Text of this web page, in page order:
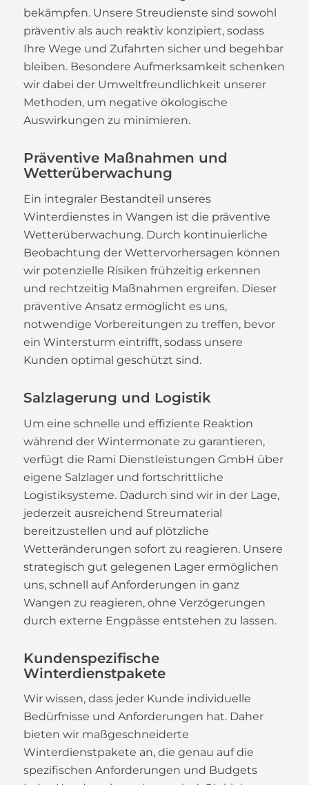
bekämpfen. Unsere Streudienste sind sowohl
präventiv als auch reaktiv konzipiert, sodass
Ihre Wege und Zufahrten sicher und begehbar
bleiben. Besondere Aufmerksamkeit schenken
wir dabei der Umweltfreundlichkeit unserer
Methoden, um negative ökologische
Auswirkungen zu minimieren.
Präventive Maßnahmen und
Wetterüberwachung
Ein integraler Bestandteil unseres
Winterdienstes in Wangen ist die präventive
Wetterüberwachung. Durch kontinuierliche
Beobachtung der Wettervorhersagen können
wir potenzielle Risiken frühzeitig erkennen
und rechtzeitig Maßnahmen ergreifen. Dieser
präventive Ansatz ermöglicht es uns,
notwendige Vorbereitungen zu treffen, bevor
ein Wintersturm eintrifft, sodass unsere
Kunden optimal geschützt sind.
Salzlagerung und Logistik
Um eine schnelle und effiziente Reaktion
während der Wintermonate zu garantieren,
verfügt die Rami Dienstleistungen GmbH über
eigene Salzlager und fortschrittliche
Logistiksysteme. Dadurch sind wir in der Lage,
jederzeit ausreichend Streumaterial
bereitzustellen und auf plötzliche
Wetteränderungen sofort zu reagieren. Unsere
strategisch gut gelegenen Lager ermöglichen
uns, schnell auf Anforderungen in ganz
Wangen zu reagieren, ohne Verzögerungen
durch externe Engpässe entstehen zu lassen.
Kundenspezifische
Winterdienstpakete
Wir wissen, dass jeder Kunde individuelle
Bedürfnisse und Anforderungen hat. Daher
bieten wir maßgeschneiderte
Winterdienstpakete an, die genau auf die
spezifischen Anforderungen und Budgets